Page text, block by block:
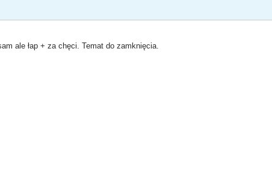
ale łap + za chęci. Temat do zamknięcia.